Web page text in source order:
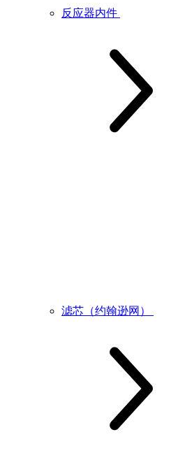
反应器内件
滤芯（约翰逊网）